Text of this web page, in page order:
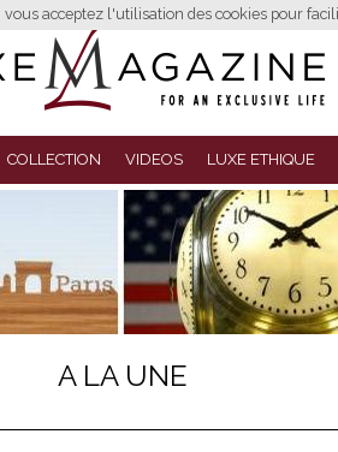
acceptez l'utilisation des cookies pour
COLLECTION VIDEOS LUXE ETHIQUE
A LA UNE